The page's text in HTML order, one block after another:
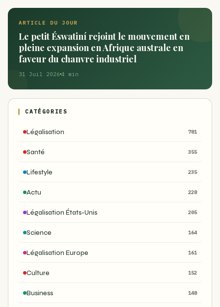
ARTICLE DU JOUR
Le petit Éswatiní rejoint le mouvement en
pleine expansion en Afrique australe en
faveur du chanvre industriel
31 Juil 2026 4 min
CATÉGORIES
Légalisation 781
Santé 355
Lifestyle 235
Actu 228
Légalisation États-Unis 205
Science 164
Légalisation Europe 161
Culture 152
Business 148